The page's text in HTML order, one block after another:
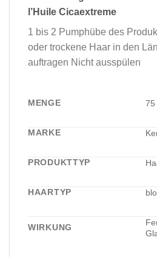
l’Huile Cicaextreme
1 bis 2 Pumphübe des
oder trockene Haar in den
auftragen Nicht ausspülen
MENGE 75
MARKE
PRODUKTTYP
HAARTYP
WIRKUNG